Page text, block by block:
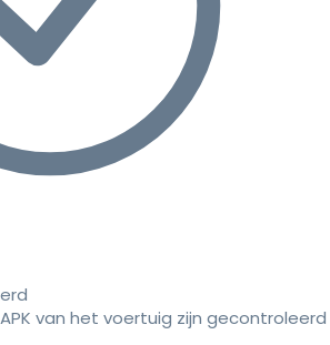
van het voertuig zijn gecontroleerd